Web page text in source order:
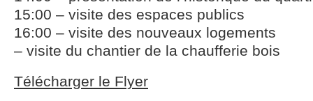
15:00 – visite des espaces publics
16:00 – visite des nouveaux logements
– visite du chantier de la chaufferie bois
Télécharger le Flyer